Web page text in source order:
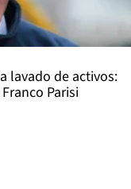
lavado de activos:
Parisi